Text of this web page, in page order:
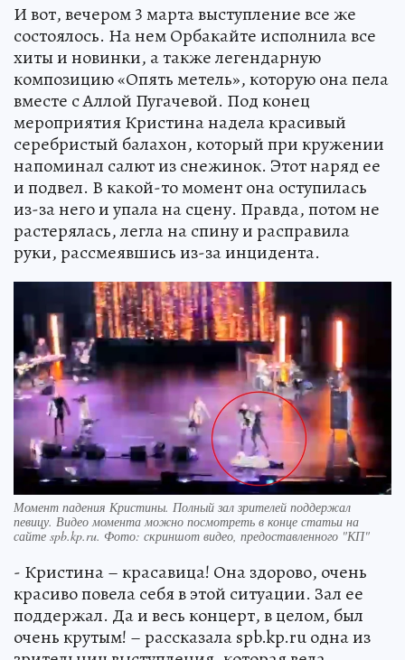
И вот, вечером 3 марта выступление все же
состоялось. На нем Орбакайте исполнила все
хиты и новинки, а также легендарную
композицию «Опять метель», которую она пела
вместе с Аллой Пугачевой. Под конец
мероприятия Кристина надела красивый
серебристый балахон, который при кружении
напоминал салют из снежинок. Этот наряд ее
и подвел. В какой-то момент она оступилась
из-за него и упала на сцену. Правда, потом не
растерялась, легла на спину и расправила
руки, рассмеявшись из-за инцидента.
Момент падения Кристины. Полный зал зрителей поддержал
певицу. Видео момента можно посмотреть в конце статьи на
сайте spb.kp.ru. Фото: скриншот видео, предоставленного "КП"
- Кристина – красавица! Она здорово, очень
красиво повела себя в этой ситуации. Зал ее
поддержал. Да и весь концерт, в целом, был
очень крутым! – рассказала spb.kp.ru одна из